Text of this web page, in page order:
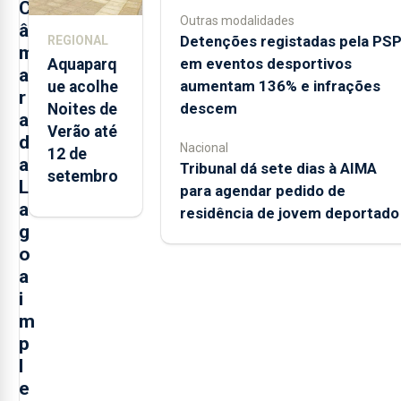
C
â
m
a
r
a
d
a
L
a
g
o
a
i
m
p
l
e
REGIONAL
Aquaparq
ue acolhe
Noites de
Verão até
12 de
setembro
Outras modalidades
Detenções registadas pela PSP
em eventos desportivos
aumentam 136% e infrações
descem
Nacional
Tribunal dá sete dias à AIMA
para agendar pedido de
residência de jovem deportado